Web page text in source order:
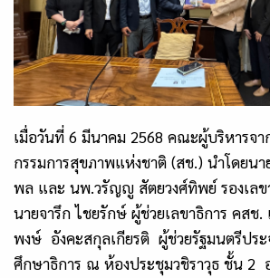
เมื่อวันที่ 6 มีนาคม 2568 คณะผู้บริหารจ
กรรมการสุขภาพแห่งชาติ (สช.) นำโดยน
พล และ นพ.วรัญญู สัตยวงศ์ทิพย์ รองเลข
นายจารึก ไชยรักษ์ ผู้ช่วยเลขาธิการ คสช.
พงษ์ อังคะสกุลเกียรติ ผู้ช่วยรัฐมนตรีประ
ศึกษาธิการ ณ ห้องประชุมวชิราวุธ ชั้น 2